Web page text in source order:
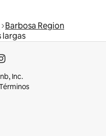
Barbosa Region
largas
Inc.